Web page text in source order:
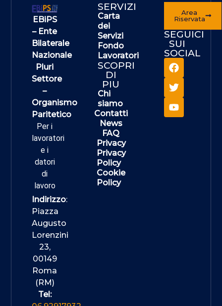
EBiPS
– Ente
Bilaterale
Nazionale
Pluri
Settore
–
Organismo
Paritetico
Per i
lavoratori
e i
datori
di
lavoro
Indirizzo:
Piazza
Augusto
Lorenzini
23,
00149
Roma
(RM)
Tel:
SERVIZI
Carta
dei
Servizi
Fondo
Lavoratori
SCOPRI
DI
PIU
Chi
siamo
Contatti
News
FAQ
Privacy
Privacy
Policy
Cookie
Policy
Area
Riservata
SEGUICI
SUI
SOCIAL